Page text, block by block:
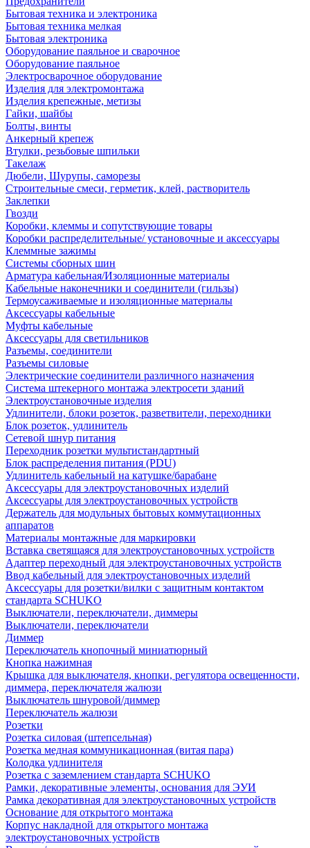
Бытовая техника и электроника
Бытовая техника мелкая
Бытовая электроника
Оборудование паяльное и сварочное
Оборудование паяльное
Электросварочное оборудование
Изделия для электромонтажа
Изделия крепежные, метизы
Гайки, шайбы
Болты, винты
Анкерный крепеж
Втулки, резьбовые шпильки
Такелаж
Дюбели, Шурупы, саморезы
Строительные смеси, герметик, клей, растворитель
Заклепки
Гвозди
Коробки, клеммы и сопутствующие товары
Коробки распределительные/ установочные и аксессуары
Клеммные зажимы
Системы сборных шин
Арматура кабельная/Изоляционные материалы
Кабельные наконечники и соединители (гильзы)
Термоусаживаемые и изоляционные материалы
Аксессуары кабельные
Муфты кабельные
Аксессуары для светильников
Разъемы, соединители
Разъемы силовые
Электрические соединители различного назначения
Система штекерного монтажа электросети зданий
Электроустановочные изделия
Удлинители, блоки розеток, разветвители, переходники
Блок розеток, удлинитель
Сетевой шнур питания
Переходник розетки мультистандартный
Блок распределения питания (PDU)
Удлинитель кабельный на катушке/барабане
Аксессуары для электроустановочных изделий
Аксессуары для электроустановочных устройств
Держатель для модульных бытовых коммутационных
аппаратов
Материалы монтажные для маркировки
Вставка светящаяся для электроустановочных устройств
Адаптер переходный для электроустановочных устройств
Ввод кабельный для электроустановочных изделий
Аксессуары для розетки/вилки с защитным контактом
стандарта SCHUKO
Выключатели, переключатели, диммеры
Выключатели, переключатели
Диммер
Переключатель кнопочный миниатюрный
Кнопка нажимная
Крышка для выключателя, кнопки, регулятора освещенности,
диммера, переключателя жалюзи
Выключатель шнуровой/диммер
Переключатель жалюзи
Розетки
Розетка силовая (штепсельная)
Розетка медная коммуникационная (витая пара)
Колодка удлинителя
Розетка с заземлением стандарта SCHUKO
Рамки, декоративные элементы, основания для ЭУИ
Рамка декоративная для электроустановочных устройств
Основание для открытого монтажа
Корпус накладной для открытого монтажа
электроустановочных устройств